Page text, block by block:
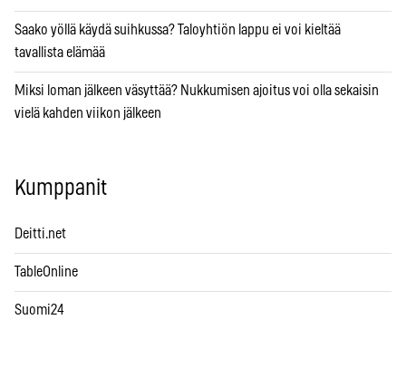
Saako yöllä käydä suihkussa? Taloyhtiön lappu ei voi kieltää
tavallista elämää
Miksi loman jälkeen väsyttää? Nukkumisen ajoitus voi olla sekaisin
vielä kahden viikon jälkeen
Kumppanit
Deitti.net
TableOnline
Suomi24